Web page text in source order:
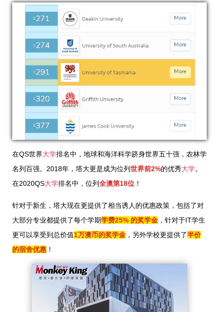
在QS世界大学排名中，地球和海洋科学跻身世界五十强，农林学
名列百强。2018年，塔大更是成为位列世界前2%的优秀大学。
在2020QS大学排名中，位列全澳第18位 ！
针对于新生，塔大现在更提供了相当诱人的优惠政策，包括了对
大部分专业都提供了每个学期学费25% 的奖学金 ，针对于IT学生
更可以享受到总价值1万澳币的奖学金 ，另外学校更提供了半价
的宿舍优惠 ！